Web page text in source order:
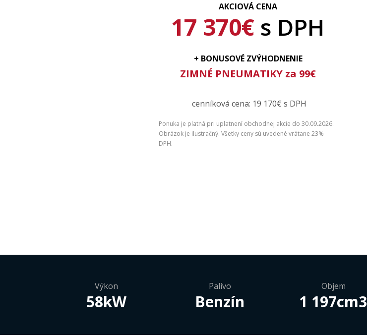
AKCIOVÁ CENA
17 370€ s DPH
+ BONUSOVÉ ZVÝHODNENIE
ZIMNÉ PNEUMATIKY za 99€
cenníková cena: 19 170€ s DPH
Ponuka je platná pri uplatnení obchodnej akcie do 30.09.2026.
Obrázok je ilustračný. Všetky ceny sú uvedené vrátane 23%
DPH.
Výkon
58kW
Palivo
Benzín
Objem
1 197cm3